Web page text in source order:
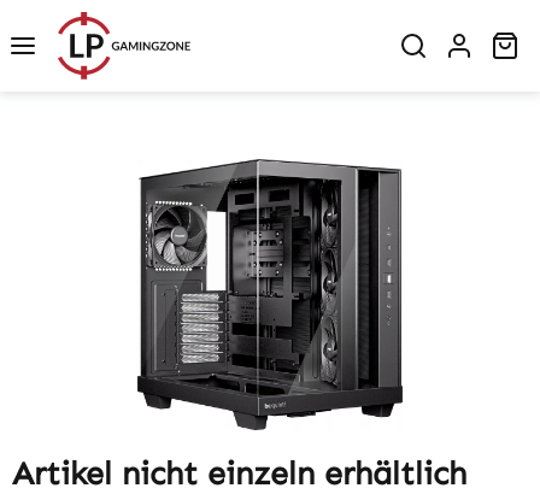
Zum Hauptinhalt springen
Bildergalerie überspringen
Artikel nicht einzeln erhältlich